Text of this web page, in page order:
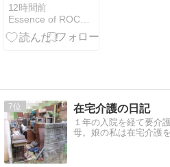
ぱり信頼でき
るお店が安心
✨
12時間前
Essence of ROCO~人生それでもまだ上がる
7 在宅介護の日記
１年の入院を経て要介
母。娘の私は在宅介護